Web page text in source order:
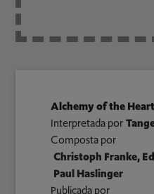
Alchemy of the Heart
Interpretada por
Composta por
Christoph Franke,
Paul Haslinger
Publicada por